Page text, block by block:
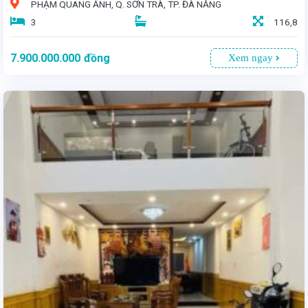
PHẠM QUANG ẢNH, Q. SƠN TRÀ, TP. ĐÀ NẴNG
3
116,8
7.900.000.000 đồng Xem ngay